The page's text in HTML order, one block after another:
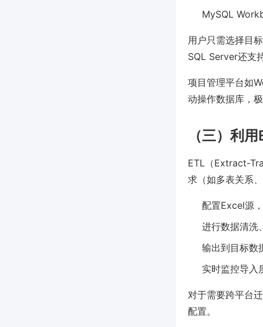
MySQL
用户只需选择目
SQL Server还支
项目管理平台如
动操作数据库，
（三）利
ETL（Extract-
求（如多表关系
配置Excel源
进行数据清洗
输出到目标数
实时监控导入
对于需要跨平台
配置。